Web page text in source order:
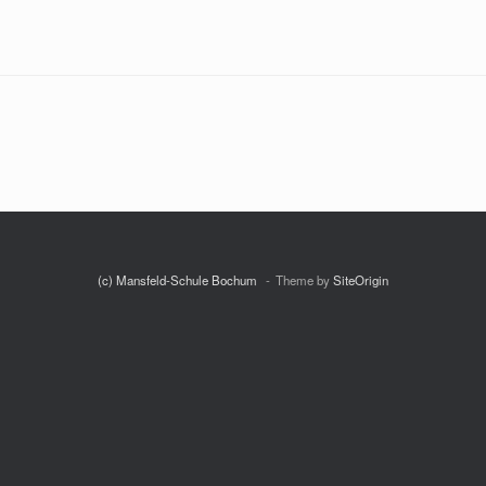
(c) Mansfeld-Schule Bochum Theme bySiteOrigin